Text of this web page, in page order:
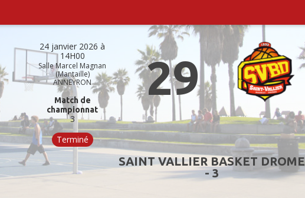
24 janvier 2026 à
14H00
Salle Marcel Magnan
(Mantaille)
ANNEYRON
Match de
championnat
3
Terminé
29
SAINT VALLIER BASKET DROME
- 3